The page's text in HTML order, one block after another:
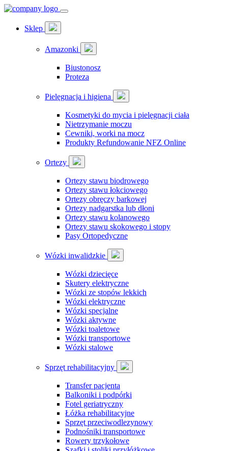
Sklep
Amazonki
Biustonosz
Proteza
Pielęgnacja i higiena
Kosmetyki do mycia i pielęgnacji ciała
Nietrzymanie moczu
Cewniki, worki na mocz
Produkty Refundowanie NFZ Online
Ortezy
Ortezy stawu biodrowego
Ortezy stawu łokciowego
Ortezy obręczy barkowej
Ortezy nadgarstka lub dłoni
Ortezy stawu kolanowego
Ortezy stawu skokowego i stopy
Pasy Ortopedyczne
Wózki inwalidzkie
Wózki dziecięce
Skutery elektryczne
Wózki ze stopów lekkich
Wózki elektryczne
Wózki specjalne
Wózki aktywne
Wózki toaletowe
Wózki transportowe
Wózki stalowe
Sprzęt rehabilitacyjny
Transfer pacjenta
Balkoniki i podpórki
Fotel geriatryczny
Łóżka rehabilitacyjne
Sprzęt przeciwodlezynowy
Podnośniki transportowe
Rowery trzykołowe